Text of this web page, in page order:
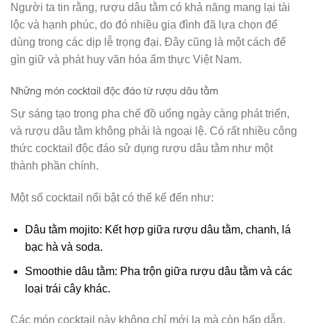
Người ta tin rằng, rượu dâu tằm có khả năng mang lại tài
lộc và hạnh phúc, do đó nhiều gia đình đã lựa chọn để
dùng trong các dịp lễ trọng đại. Đây cũng là một cách để
gìn giữ và phát huy văn hóa ẩm thực Việt Nam.
Những món cocktail độc đáo từ rượu dâu tằm
Sự sáng tạo trong pha chế đồ uống ngày càng phát triển,
và rượu dâu tằm không phải là ngoại lệ. Có rất nhiều công
thức cocktail độc đáo sử dụng rượu dâu tằm như một
thành phần chính.
Một số cocktail nổi bật có thể kể đến như:
Dâu tằm mojito: Kết hợp giữa rượu dâu tằm, chanh, lá
bạc hà và soda.
Smoothie dâu tằm: Pha trộn giữa rượu dâu tằm và các
loại trái cây khác.
Các món cocktail này không chỉ mới lạ mà còn hấp dẫn,